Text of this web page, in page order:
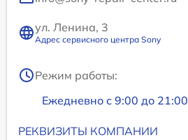
ул. Ленина, 3
Адрес сервисного центра Sony
Режим работы:
Ежедневно с 9:00 до 21:00
РЕКВИЗИТЫ КОМПАНИИ